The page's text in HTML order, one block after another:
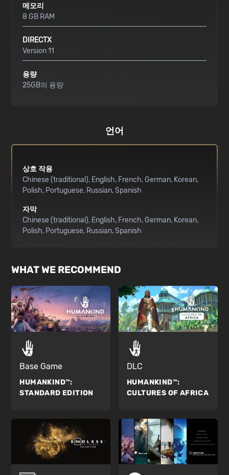
메모리
8 GB RAM
DIRECTX
Version 11
용량
25GB의 용량
언어
상호 작용
Chinese (traditional) English French German Korean
Polish Portuguese Russian Spanish
자막
Chinese (traditional) English French German Korean
Polish Portuguese Russian Spanish
WHAT WE RECOMMEND
Base Game
HUMANKIND™:
STANDARD EDITION
DLC
HUMANKIND™:
CULTURES OF AFRICA